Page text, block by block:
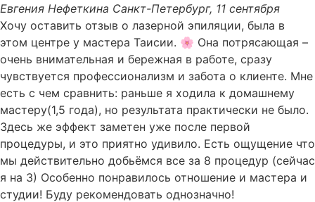
Евгения Нефеткина Санкт-Петербург, 11 сентября
Хочу оставить отзыв о лазерной эпиляции, была в
этом центре у мастера Таисии. 🌸 Она потрясающая –
очень внимательная и бережная в работе, сразу
чувствуется профессионализм и забота о клиенте. Мне
есть с чем сравнить: раньше я ходила к домашнему
мастеру(1,5 года), но результата практически не было.
Здесь же эффект заметен уже после первой
процедуры, и это приятно удивило. Есть ощущение что
мы действительно добьёмся все за 8 процедур (сейчас
я на 3) Особенно понравилось отношение и мастера и
студии! Буду рекомендовать однозначно!